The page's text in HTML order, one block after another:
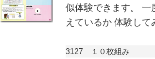
似体験できます。 一
えているか 体験して
3127 １０枚組み